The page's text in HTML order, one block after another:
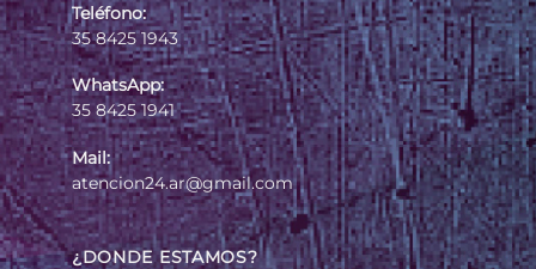
Teléfono:
35 8425 1943
WhatsApp:
35 8425 1941
Mail:
atencion24.ar@gmail.com
¿DONDE ESTAMOS?